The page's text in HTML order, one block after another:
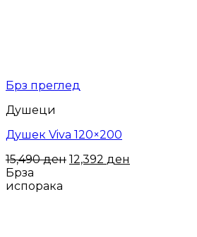
Брз преглед
Душеци
Душек Viva 120×200
15,490ден 12,392 ден
Брза
испорака